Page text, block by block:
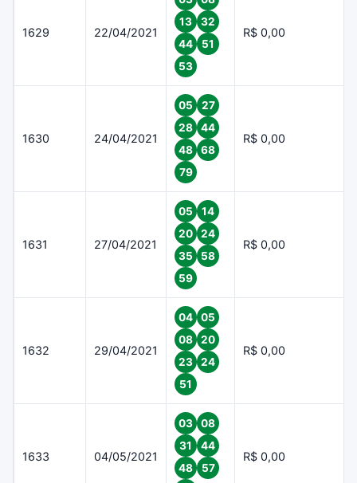
1629 22/04/2021
13
32
44
51
53
R$ 0,00
1630 24/04/2021
05
27
28
44
48
68
79
R$ 0,00
1631 27/04/2021
05
14
20
24
35
58
59
R$ 0,00
1632 29/04/2021
04
05
08
20
23
24
51
R$ 0,00
1633 04/05/2021
03
08
31
44
48
57
R$ 0,00